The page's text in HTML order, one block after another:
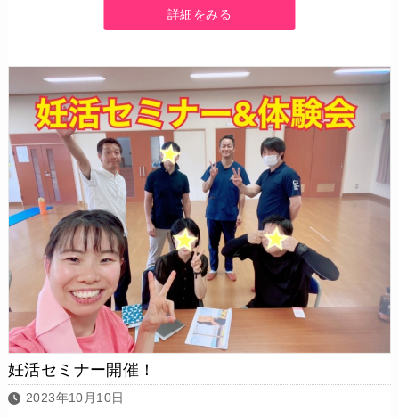
詳細をみる
妊活セミナー開催！
2023年10月10日